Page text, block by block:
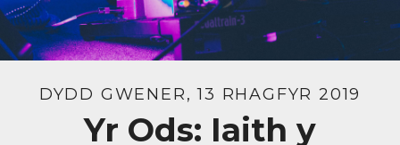
DYDD GWENER, 13 RHAGFYR 2019
Yr Ods: Iaith y